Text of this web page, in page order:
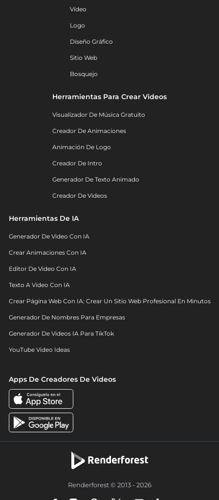
Vídeo
Logo
Diseño Gráfico
Sitio Web
Bosquejo
Herramientas Para Crear Videos
Visualizador De Música Gratuito
Creador De Animaciones
Animación De Logo
Creador De Intro
Generador De Texto Animado
Creador De Videos
Herramientas De IA
Generador De Video Con IA
Crear Animaciones Con IA
Editor De Video Con IA
Texto A Video Con IA
Crear Página Web Con IA: Crear Un Sitio Web Profesional En Minutos
Generador De Nombres Para Empresas
Generador De Videos IA Para TikTok
YouTube Video Ideas
Apps De Creadores De Videos
Renderforest © 2013 - 2026